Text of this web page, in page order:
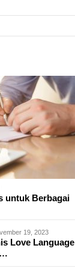
untuk Berbagai
19, 2023
Love Language